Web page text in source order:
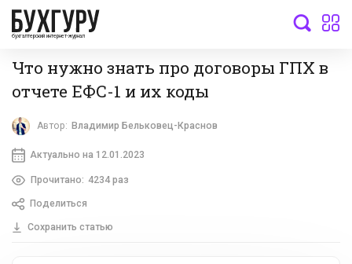
бухгалтерский интернет-журнал
Что нужно знать про договоры ГПХ в
отчете ЕФС-1 и их коды
Автор: Владимир Бельковец-Краснов
Актуально на 12.01.2023
Прочитано: 4234 раз
Поделиться
Сохранить статью